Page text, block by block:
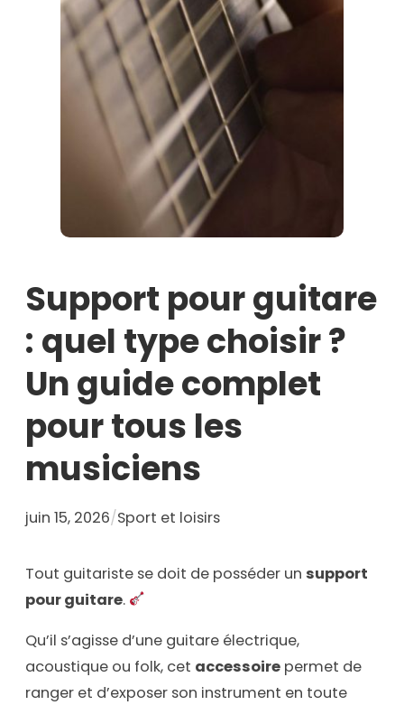
Support pour guitare
: quel type choisir ?
Un guide complet
pour tous les
musiciens
juin 15, 2026/Sport et loisirs
Tout guitariste se doit de posséder un support
pour guitare.
Qu’il s’agisse d’une guitare électrique,
acoustique ou folk, cet accessoire permet de
ranger et d’exposer son instrument en toute